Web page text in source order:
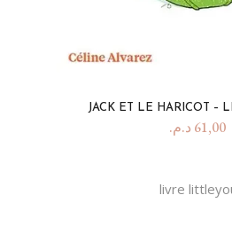
JACK ET LE HARICOT –
61,00 د.م.
livre